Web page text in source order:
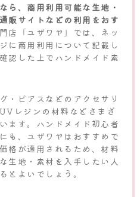
ら、商用利用可能な生地・
販サイトなどの利用をおす
店「ユザワヤ」では、ネッ
に商用利用について記載し
認した上でハンドメイド素
・ピアスなどのアクセサリ
レジンの材料などさまざ
ます。ハンドメイド初心者
も、ユザワヤはおすすめで
格が適用されるため、材料
生地・素材を入手したい人
とよいでしょう。